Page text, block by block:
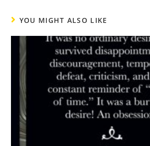
YOU MIGHT ALSO LIKE